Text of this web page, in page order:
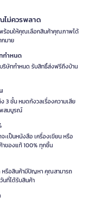
ไม่ควรพลาด
พร้อมให้คุณเลือกสินค้าคุณภาพได้
มาย
กำหนด
ริษัทกำหนด รับสิทธิ์ส่งฟรีถึงบ้าน
3 ชั้น หมดกังวลเรื่องความเสีย
พสมบูรณ์
ะเป็นหนังสือ เครื่องเขียน หรือ
าของแท้ 100% ทุกชิ้น
หรือสินค้ามีปัญหา คุณสามารถ
นที่ได้รับสินค้า